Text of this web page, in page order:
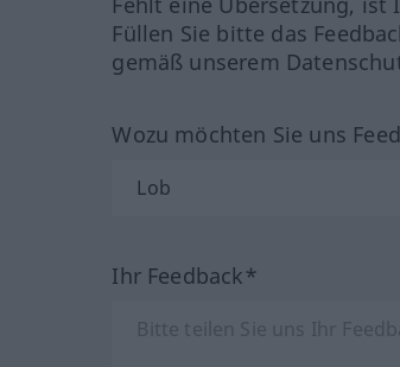
Füllen Sie bitte das
gemäß unserem
Wozu möchten Sie uns
Ihr Feedback*